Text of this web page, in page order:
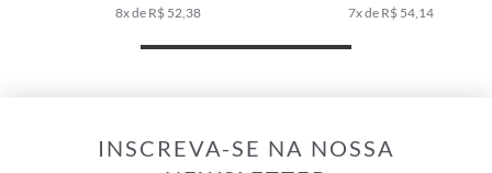
8x de R$ 52,38
7x de R$ 54,14
INSCREVA-SE NA NOSSA